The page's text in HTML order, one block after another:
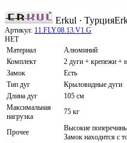
Erkul · Турция
Артикул: 11.FLY.08.13.V1.G
НЕТ
Материал
Алюминий
Комплект
2 дуги + крепежи +
Замок
Есть
Тип дуг
Крыловидные дуги
Длина дуг
105 см
Максимальная
нагрузка
75 кг
Прочее
Высокие
Замок находится с